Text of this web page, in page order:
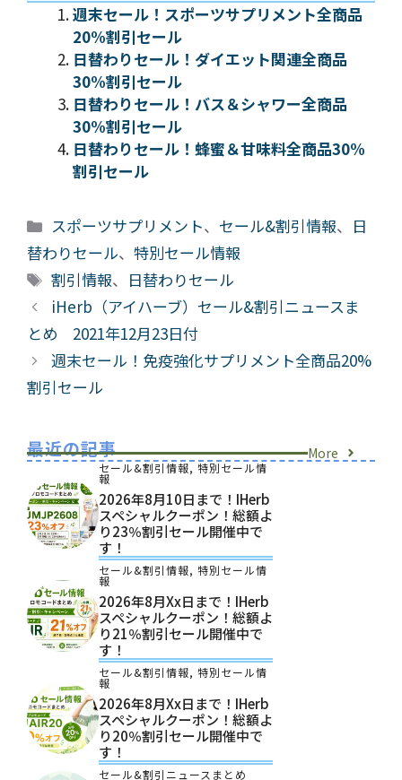
週末セール！スポーツサプリメント全商品
20%割引セール
日替わりセール！ダイエット関連全商品
30%割引セール
日替わりセール！バス＆シャワー全商品
30%割引セール
日替わりセール！蜂蜜＆甘味料全商品30%
割引セール
カ
テ
ゴ
リ
ー
スポーツサプリメント、 セール&割引情報、 日
替わりセール、 特別セール情報
タ
グ
割引情報、 日替わりセール
iHerb（アイハーブ）セール&割引ニュースま
とめ 2021年12月23日付
週末セール！免疫強化サプリメント全商品20%
割引セール
最近の記事 More
セール&割引情報, 特別セール情
報
2026年8月10日まで！iHerb
スペシャルクーポン！総額よ
り23％割引セール開催中で
す！
セール&割引情報, 特別セール情
報
2026年8月xx日まで！iHerb
スペシャルクーポン！総額よ
り21％割引セール開催中で
す！
セール&割引情報, 特別セール情
報
2026年8月xx日まで！iHerb
スペシャルクーポン！総額よ
り20％割引セール開催中で
す！
セール&割引ニュースまとめ